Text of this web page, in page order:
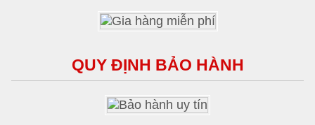
QUY ĐỊNH BẢO HÀNH